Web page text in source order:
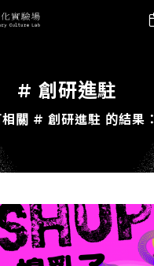
# 創研進駐
關 # 創研進駐 的結果：